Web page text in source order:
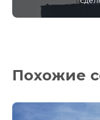
Похожие